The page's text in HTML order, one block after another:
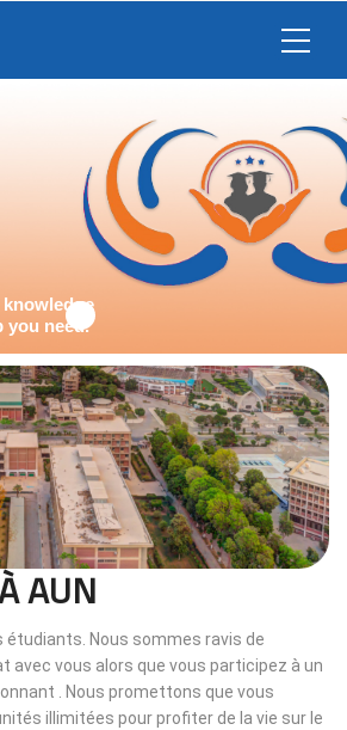
you need.
AUN
étudiants. Nous sommes ravis de
avec vous alors que vous participez à un
. Nous promettons que vous
illimitées pour profiter de la vie sur le